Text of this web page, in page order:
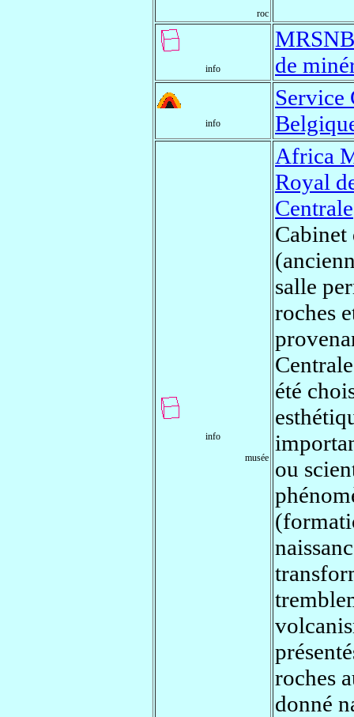
roc
info
de
info
Service
info
musée
Africa
Royal
Centrale
Cabinet
salle
roches
été
ou
roches
donné